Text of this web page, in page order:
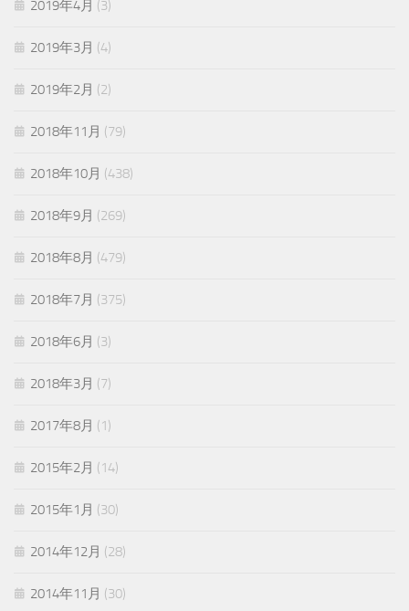
2019年4月 (3)
2019年3月 (4)
2019年2月 (2)
2018年11月 (79)
2018年10月 (438)
2018年9月 (269)
2018年8月 (479)
2018年7月 (375)
2018年6月 (3)
2018年3月 (7)
2017年8月 (1)
2015年2月 (14)
2015年1月 (30)
2014年12月 (28)
2014年11月 (30)